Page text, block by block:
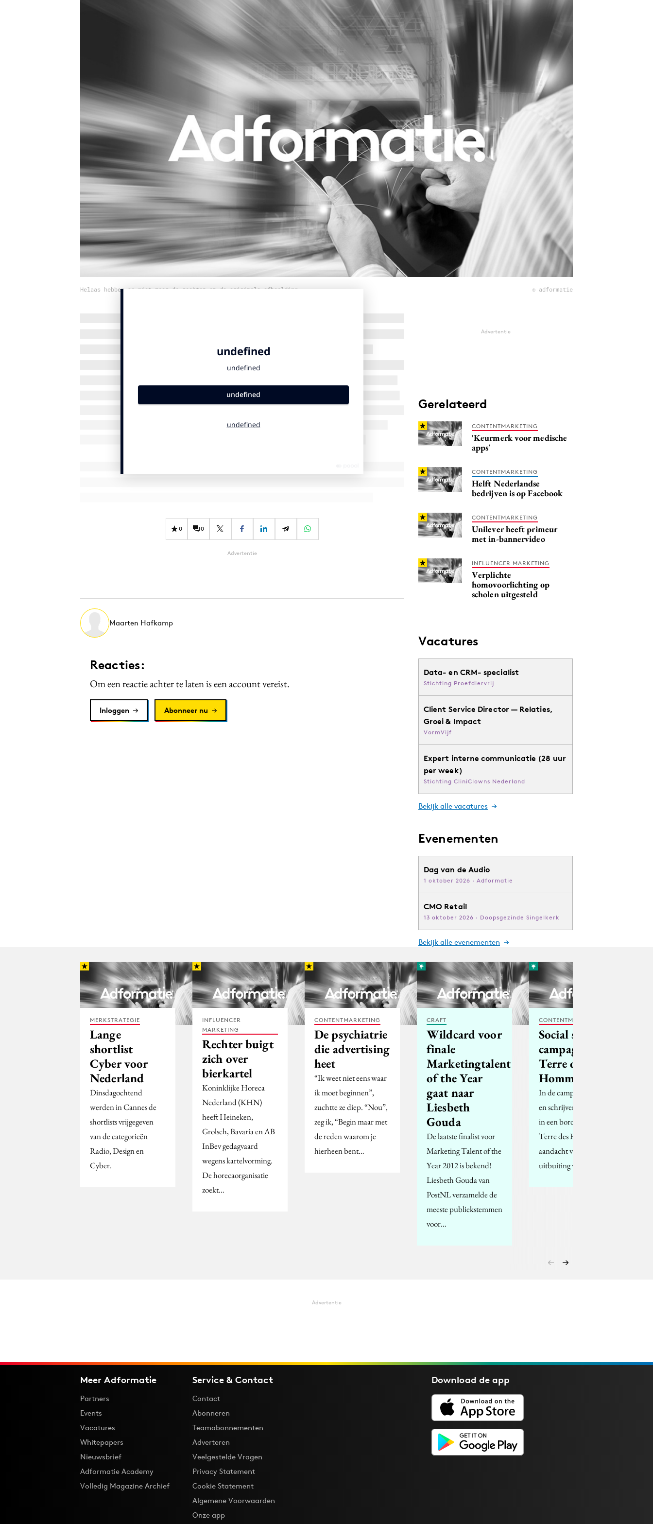
Influencer marketing
Interne communicatie
Purpose Marketing
Reputatie & crisis
Helaas hebben we niet meer de rechten op de originele afbeelding © adformatie
0 0
Advertentie
Maarten Hafkamp
Reacties:
Om een reactie achter te laten is een account vereist.
Inloggen Abonneer nu
Advertentie
Gerelateerd
CONTENTMARKETING
'Keurmerk voor medische
apps'
CONTENTMARKETING
Helft Nederlandse
bedrijven is op Facebook
CONTENTMARKETING
Unilever heeft primeur
met in-bannervideo
INFLUENCER MARKETING
Verplichte
homovoorlichting op
scholen uitgesteld
Vacatures
Data- en CRM- specialist
Stichting Proefdiervrij
Client Service Director — Relaties,
Groei & Impact
VormVijf
Expert interne communicatie (28 uur
per week)
Stichting CliniClowns Nederland
Bekijk alle vacatures
Evenementen
Dag van de Audio
1 oktober 2026 · Adformatie
CMO Retail
13 oktober 2026 · Doopsgezinde Singelkerk
Bekijk alle evenementen
MERKSTRATEGIE
Lange
shortlist
Cyber voor
Nederland
Dinsdagochtend
werden in Cannes de
shortlists vrijgegeven
van de categorieën
Radio, Design en
Cyber.
INFLUENCER
MARKETING
Rechter buigt
zich over
bierkartel
Koninklijke Horeca
Nederland (KHN)
heeft Heineken,
Grolsch, Bavaria en AB
InBev gedagvaard
wegens kartelvorming.
De horecaorganisatie
zoekt…
CONTENTMARKETING
De psychiatrie
die advertising
heet
“Ik weet niet eens waar
ik moet beginnen”,
zuchtte ze diep. “Nou”,
zeg ik, “Begin maar met
de reden waarom je
hierheen bent…
CRAFT
Wildcard voor
finale
Marketingtalent
of the Year
gaat naar
Liesbeth
Gouda
De laatste finalist voor
Marketing Talent of the
Year 2012 is bekend!
Liesbeth Gouda van
PostNL verzamelde de
meeste publiekstemmen
voor…
CONTENTMARKETING
Social seeding
campagne
Terre des
Hommes
In de campagne ‘Lezen
en schrijven leer je niet
in een bordeel’ vraagt
Terre des Hommes
aandacht voor seksuele
uitbuiting van…
Advertentie
Meer Adformatie
Partners
Events
Vacatures
Whitepapers
Nieuwsbrief
Adformatie Academy
Volledig Magazine Archief
Service & Contact
Contact
Abonneren
Teamabonnementen
Adverteren
Veelgestelde Vragen
Privacy Statement
Cookie Statement
Algemene Voorwaarden
Onze app
Download deapp